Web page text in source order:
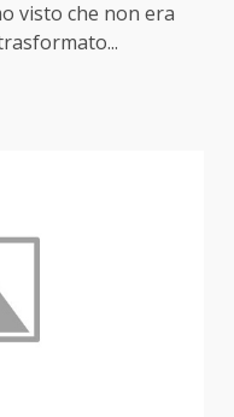
visto che non era